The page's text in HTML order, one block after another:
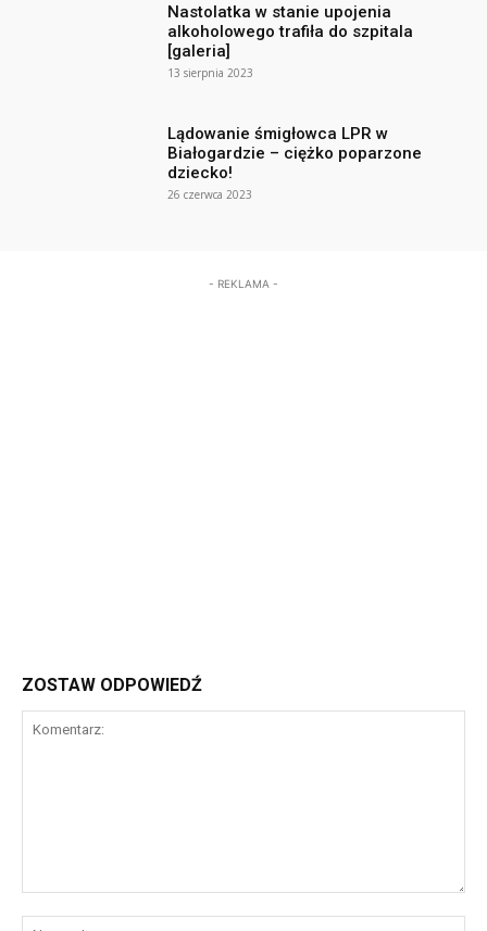
Nastolatka w stanie upojenia
alkoholowego trafiła do szpitala
[galeria]
13 sierpnia 2023
Lądowanie śmigłowca LPR w
Białogardzie – ciężko poparzone
dziecko!
26 czerwca 2023
- REKLAMA -
ZOSTAW ODPOWIEDŹ